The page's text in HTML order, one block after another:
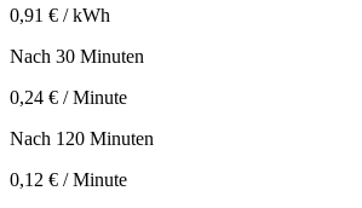
0,91 € / kWh
Nach 30 Minuten
0,24 € / Minute
Nach 120 Minuten
0,12 € / Minute